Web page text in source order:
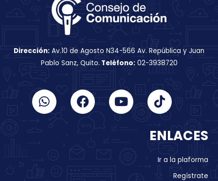
Dirección: Av.10 de Agosto N34-566 Av. República y Juan
Pablo Sanz, Quito. Teléfono:02-3938720
ENLACES
Ir a la plaforma
Regístrate